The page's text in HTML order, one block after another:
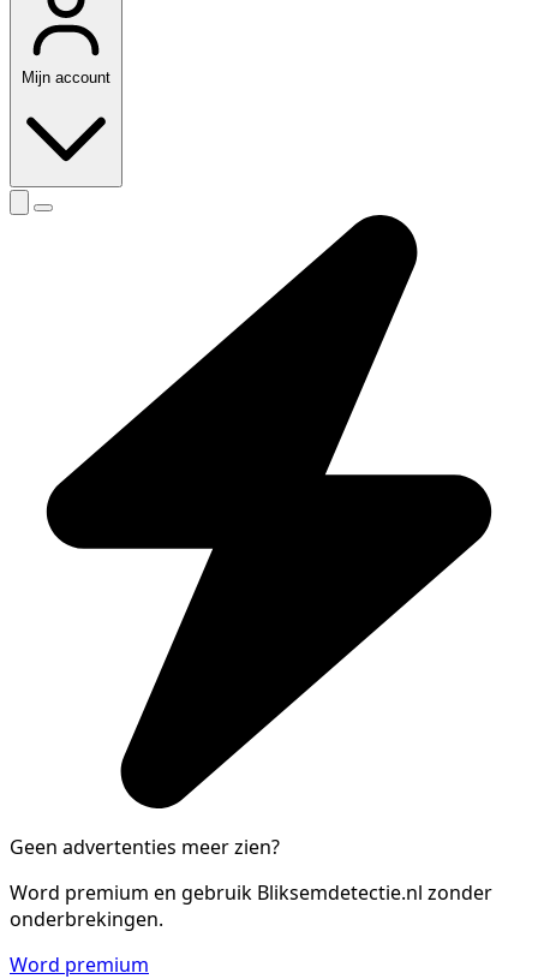
Mijn account
Geen advertenties meer zien?
Word premium en gebruik Bliksemdetectie.nl zonder
onderbrekingen.
Word premium